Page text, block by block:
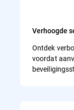
Verhoogde
Ontdek
voordat